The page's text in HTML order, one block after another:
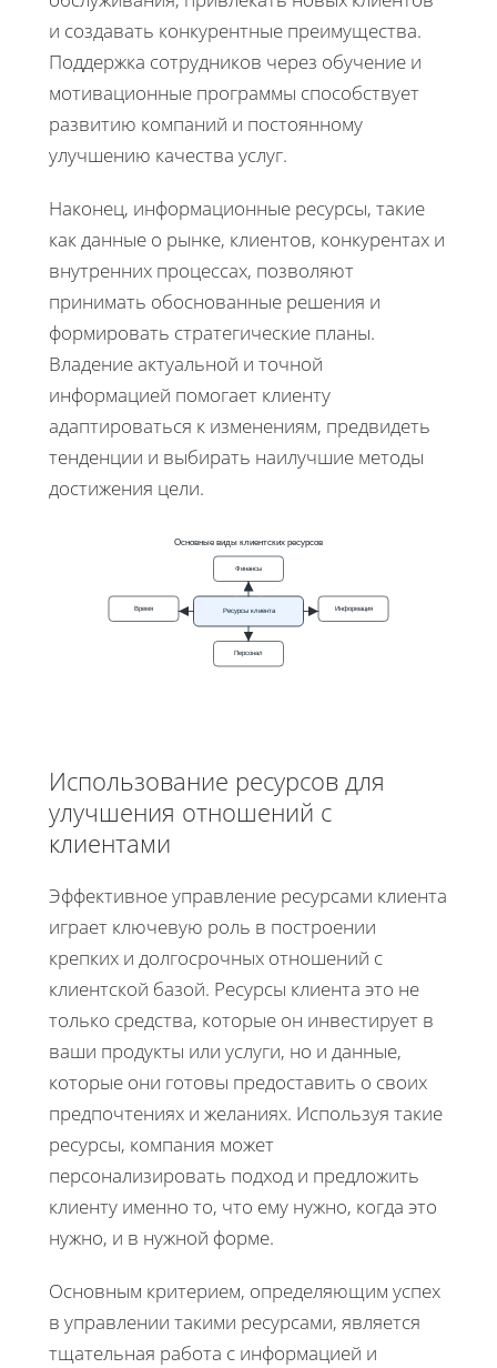
и создавать конкурентные преимущества.
Поддержка сотрудников через обучение и
мотивационные программы способствует
развитию компаний и постоянному
улучшению качества услуг.
Наконец, информационные ресурсы, такие
как данные о рынке, клиентов, конкурентах и
внутренних процессах, позволяют
принимать обоснованные решения и
формировать стратегические планы.
Владение актуальной и точной
информацией помогает клиенту
адаптироваться к изменениям, предвидеть
тенденции и выбирать наилучшие методы
достижения цели.
Основные виды клиентских ресурсов
Финансы
Время Ресурсы клиента Информация
Персонал
Использование ресурсов для
улучшения отношений с
клиентами
Эффективное управление ресурсами клиента
играет ключевую роль в построении
крепких и долгосрочных отношений с
клиентской базой. Ресурсы клиента это не
только средства, которые он инвестирует в
ваши продукты или услуги, но и данные,
которые они готовы предоставить о своих
предпочтениях и желаниях. Используя такие
ресурсы, компания может
персонализировать подход и предложить
клиенту именно то, что ему нужно, когда это
нужно, и в нужной форме.
Основным критерием, определяющим успех
в управлении такими ресурсами, является
тщательная работа с информацией и